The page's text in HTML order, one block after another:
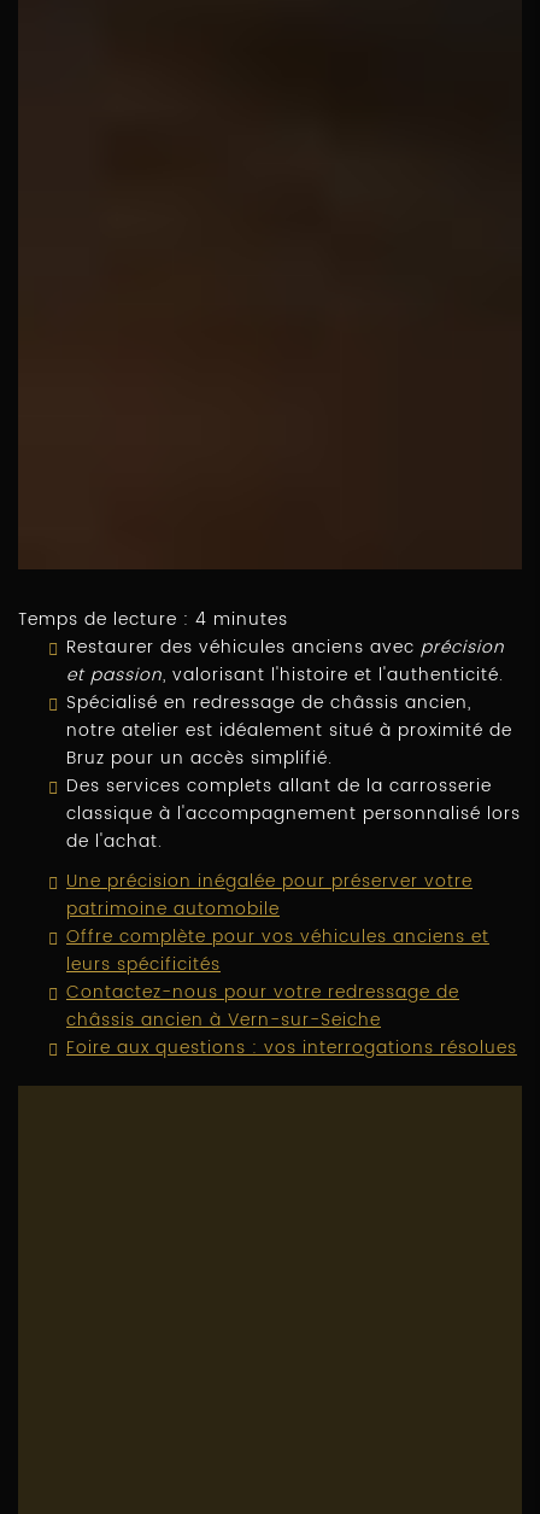
Temps de lecture : 4 minutes
Restaurer des véhicules anciens avec précision
et passion, valorisant l'histoire et l'authenticité.
Spécialisé en redressage de châssis ancien,
notre atelier est idéalement situé à proximité de
Bruz pour un accès simplifié.
Des services complets allant de la carrosserie
classique à l'accompagnement personnalisé lors
de l'achat.
Une précision inégalée pour préserver votre
patrimoine automobile
Offre complète pour vos véhicules anciens et
leurs spécificités
Contactez-nous pour votre redressage de
châssis ancien à Vern-sur-Seiche
Foire aux questions : vos interrogations résolues